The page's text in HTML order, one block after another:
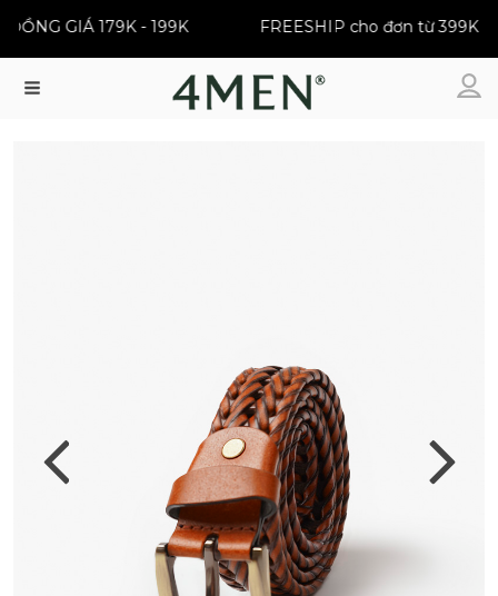
GIÁ 179K - 199K FREESHIP cho đơn từ 399K